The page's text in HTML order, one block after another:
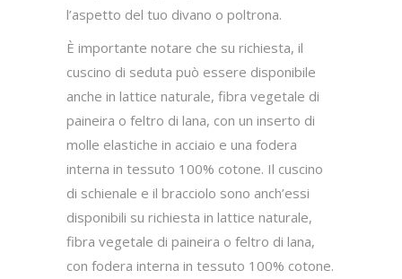
l’aspetto del tuo divano o poltrona.
È importante notare che su richiesta, il
cuscino di seduta può essere disponibile
anche in lattice naturale, fibra vegetale di
paineira o feltro di lana, con un inserto di
molle elastiche in acciaio e una fodera
interna in tessuto 100% cotone. Il cuscino
di schienale e il bracciolo sono anch’essi
disponibili su richiesta in lattice naturale,
fibra vegetale di paineira o feltro di lana,
con fodera interna in tessuto 100% cotone.